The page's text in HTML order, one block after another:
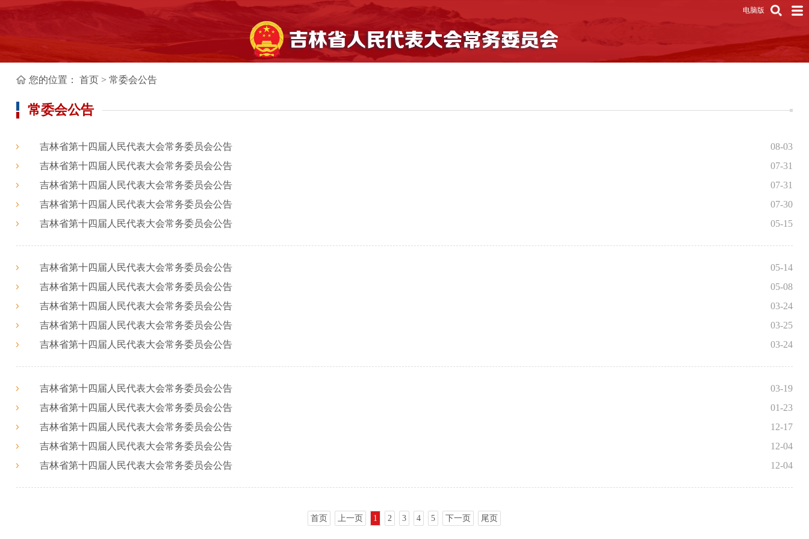
电脑版
您的位置： 首页> 常委会公告
常委会公告
吉林省第十四届人民代表大会常务委员会公告
08-03
吉林省第十四届人民代表大会常务委员会公告
07-31
吉林省第十四届人民代表大会常务委员会公告
07-31
吉林省第十四届人民代表大会常务委员会公告
07-30
吉林省第十四届人民代表大会常务委员会公告
05-15
吉林省第十四届人民代表大会常务委员会公告
05-14
吉林省第十四届人民代表大会常务委员会公告
05-08
吉林省第十四届人民代表大会常务委员会公告
03-24
吉林省第十四届人民代表大会常务委员会公告
03-25
吉林省第十四届人民代表大会常务委员会公告
03-24
吉林省第十四届人民代表大会常务委员会公告
03-19
吉林省第十四届人民代表大会常务委员会公告
01-23
吉林省第十四届人民代表大会常务委员会公告
12-17
吉林省第十四届人民代表大会常务委员会公告
12-04
吉林省第十四届人民代表大会常务委员会公告
12-04
首页 上一页 1 2 3 4 5 下一页 尾页